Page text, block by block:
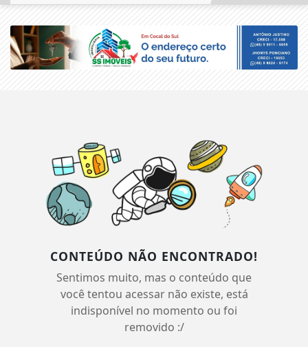
CONTEÚDO NÃO ENCONTRADO!
Sentimos muito, mas o conteúdo que
você tentou acessar não existe, está
indisponível no momento ou foi
removido :/